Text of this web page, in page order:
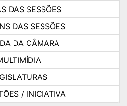
DAS SESSÕES
DAS SESSÕES
DA CÂMARA
/ INICIATIVA